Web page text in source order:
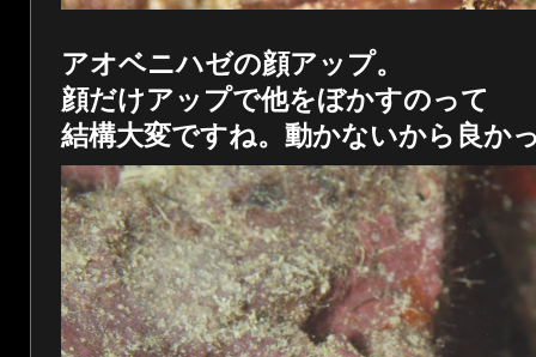
アオベニハゼの顔アップ。
顔だけアップで他をぼかすのって
結構大変ですね。動かないから良か